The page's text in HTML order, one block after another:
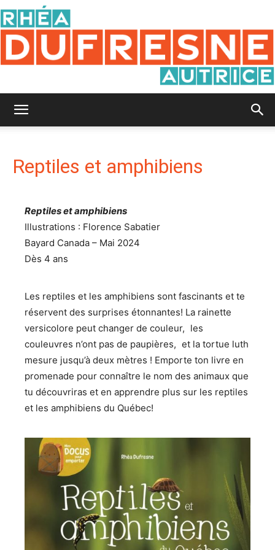
Dufresne
Reptiles et amphibiens
Reptiles et amphibiens
Illustrations : Florence Sabatier
Bayard Canada – Mai 2024
Dès 4 ans
Les reptiles et les amphibiens sont fascinants et te
réservent des surprises étonnantes! La rainette
versicolore peut changer de couleur, les
couleuvres n’ont pas de paupières, et la tortue luth
mesure jusqu’à deux mètres ! Emporte ton livre en
promenade pour connaître le nom des animaux que
tu découvriras et en apprendre plus sur les reptiles
et les amphibiens du Québec!